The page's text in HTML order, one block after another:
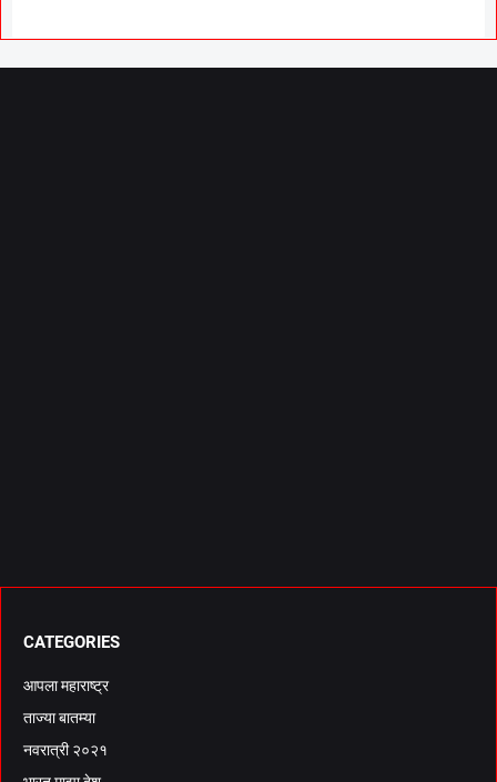
CATEGORIES
आपला महाराष्ट्र
ताज्या बातम्या
नवरात्री २०२१